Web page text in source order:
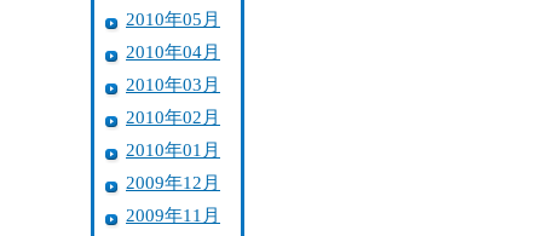
2010年05月
2010年04月
2010年03月
2010年02月
2010年01月
2009年12月
2009年11月